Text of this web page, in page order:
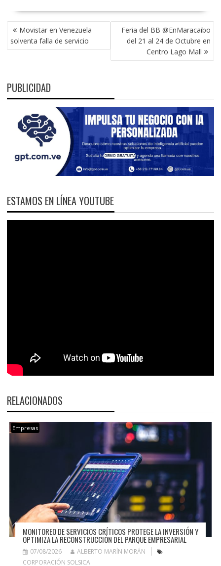
NAVEGACIÓN
DE
ENTRADAS
Movistar en Venezuela
solventa falla de servicio
Feria del BB @EnMaracaibo
del 21 al 24 de Octubre en
Centro Lago Mall
PUBLICIDAD
ESTAMOS EN LÍNEA YOUTUBE
RELACIONADOS
Empresas
MONITOREO DE SERVICIOS CRÍTICOS PROTEGE LA INVERSIÓN Y
OPTIMIZA LA RECONSTRUCCIÓN DEL PARQUE EMPRESARIAL
07/08/2026
ALBERTO MARÍN MORÁN
CORPORACIÓN SOLSICA